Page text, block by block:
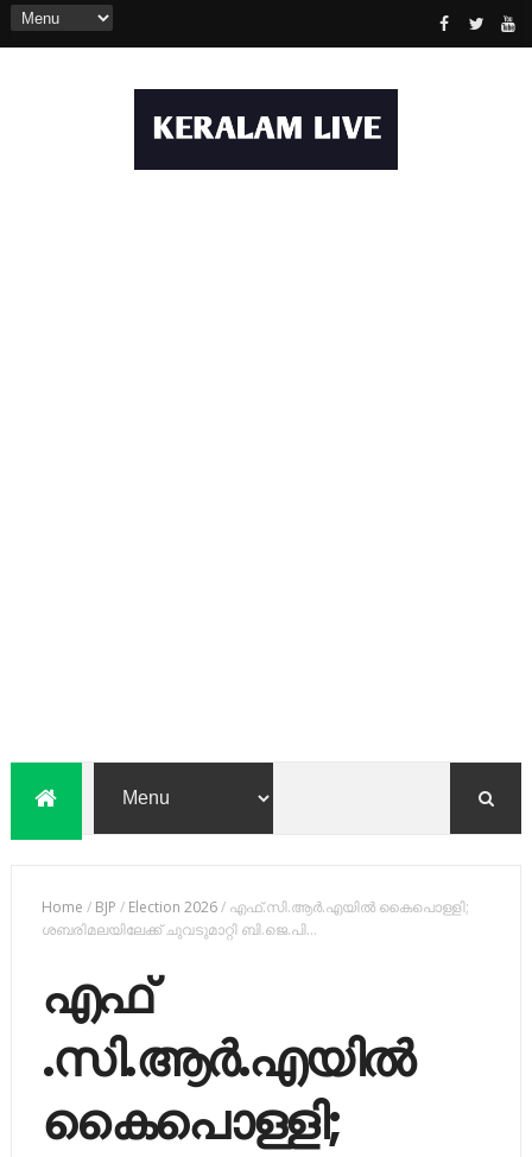
Home / BJP / Election 2026/ എഫ്​.സി.ആർ.എയിൽ കൈപൊള്ളി;
ശബരിമലയിലേക്ക്​ ചുവടുമാറ്റി ബി.ജെ.പി...
എഫ്​
.സി.ആർ.എയിൽ
കൈപൊള്ളി;